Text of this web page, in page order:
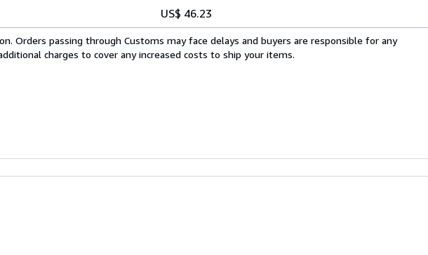
US$ 46.23
Orders passing through Customs may face delays and buyers are responsible for any
charges to cover any increased costs to ship your items.